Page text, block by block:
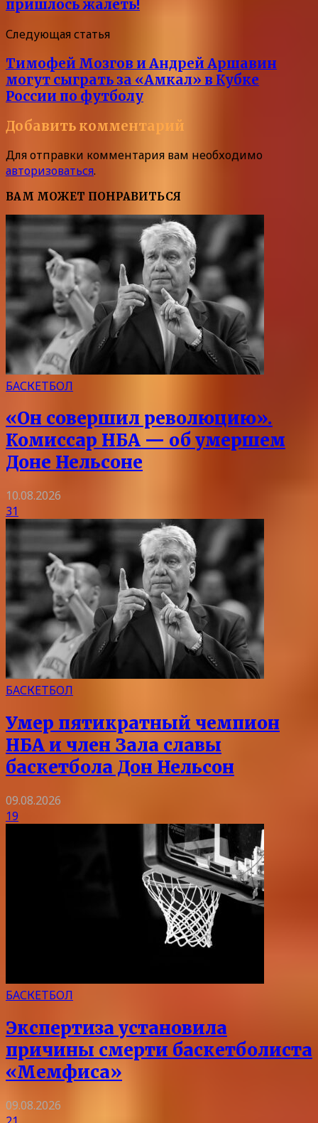
пришлось жалеть!
Следующая статья
Тимофей Мозгов и Андрей Аршавин
могут сыграть за «Амкал» в Кубке
России по футболу
Добавить комментарий
Для отправки комментария вам необходимо
авторизоваться.
ВАМ МОЖЕТ ПОНРАВИТЬСЯ
БАСКЕТБОЛ
«Он совершил революцию».
Комиссар НБА — об умершем
Доне Нельсоне
10.08.2026
31
БАСКЕТБОЛ
Умер пятикратный чемпион
НБА и член Зала славы
баскетбола Дон Нельсон
09.08.2026
19
БАСКЕТБОЛ
Экспертиза установила
причины смерти баскетболиста
«Мемфиса»
09.08.2026